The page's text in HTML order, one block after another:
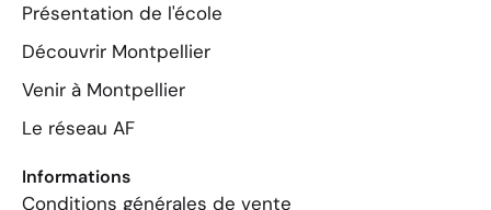
Présentation de l'école
Découvrir Montpellier
Venir à Montpellier
Le réseau AF
Informations
Conditions générales de vente